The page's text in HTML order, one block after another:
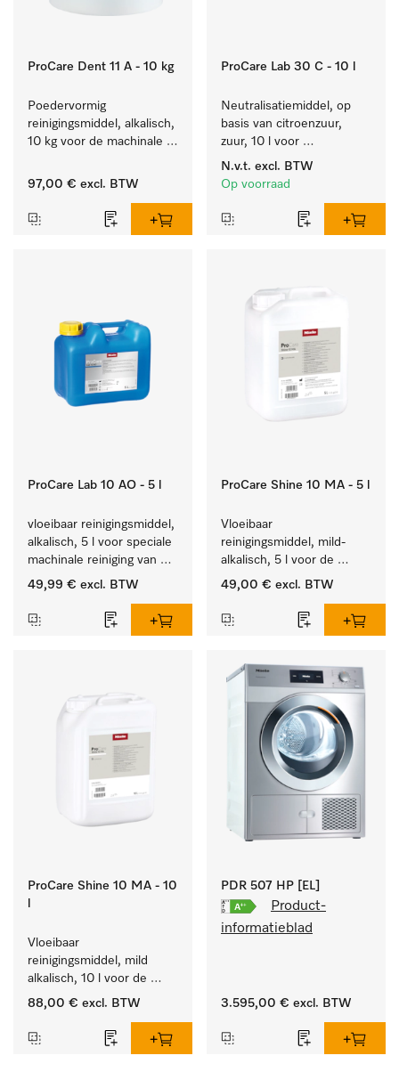
ProCare Dent 11 A - 10 kg
Poedervormig
reinigingsmiddel, alkalisch,
10 kg voor de machinale
tandheelkundige
97,00 € excl. BTW
ProCare Lab 30 C - 10 l
Neutralisatiemiddel, op
basis van citroenzuur,
zuur, 10 l voor
materiaalbesparende,
machinale reiniging van
gerei.
N.v.t. excl. BTW
Op voorraad
ProCare Lab 10 AO - 5 l
vloeibaar reinigingsmiddel,
alkalisch, 5 l voor speciale
machinale reiniging van
laboratoriumglaswerk en -
49,99 € excl. BTW
ProCare Shine 10 MA - 5 l
Vloeibaar
reinigingsmiddel, mild-
alkalisch, 5 l voor de
reiniging van lichte
bestek en glazen.
49,00 € excl. BTW
ProCare Shine 10 MA - 10
Vloeibaar
reinigingsmiddel, mild
alkalisch, 10 l voor de
reiniging van lichte
bestek en glazen.
88,00 € excl. BTW
PDR 507 HP [EL]
Product-
informatieblad
3.595,00 € excl. BTW